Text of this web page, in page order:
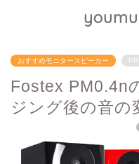
おすすめモニタースピーカー PR
Fostex PM0.4n
ジング後の音の